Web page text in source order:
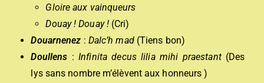
Gloire aux vainqueurs
Douay ! Douay !(Cri)
Douarnenez : Dalc’hmad(Tiens bon)
Doullens :Infinita decus lilia mihi praestant(Des
lys sans nombre m’élèvent aux honneurs )